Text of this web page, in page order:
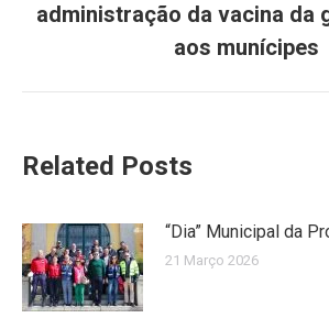
Next
post:
administração da vacina da
aos munícipes
Related Posts
“Dia” Municipal da
21 Março 2026